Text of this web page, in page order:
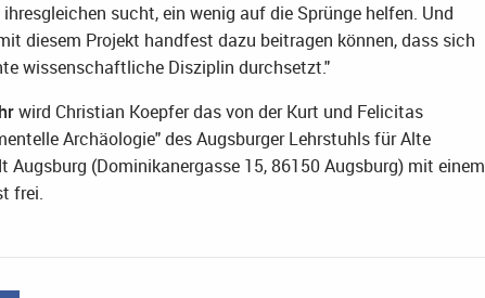
sucht, ein wenig auf die Sprünge helfen. Und
diesem Projekt handfest dazu beitragen können, dass sich
wissenschaftliche Disziplin durchsetzt."
wird Christian Koepfer das von der Kurt und Felicitas
Archäologie" des Augsburger Lehrstuhls für Alte
(Dominikanergasse 15, 86150 Augsburg) mit einem
frei.